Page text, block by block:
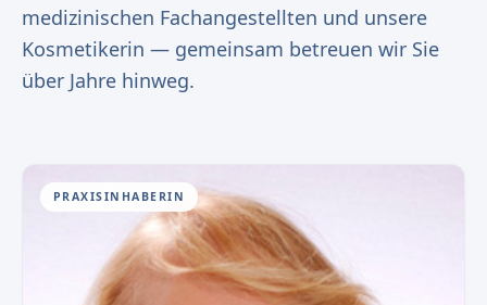
medizinischen Fachangestellten und unsere
Kosmetikerin — gemeinsam betreuen wir Sie
über Jahre hinweg.
PRAXISINHABERIN